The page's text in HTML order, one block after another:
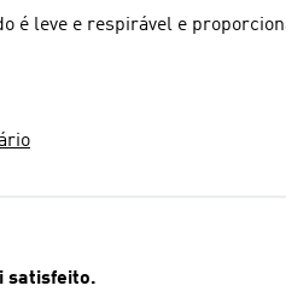
é leve e respirável e
satisfeito.